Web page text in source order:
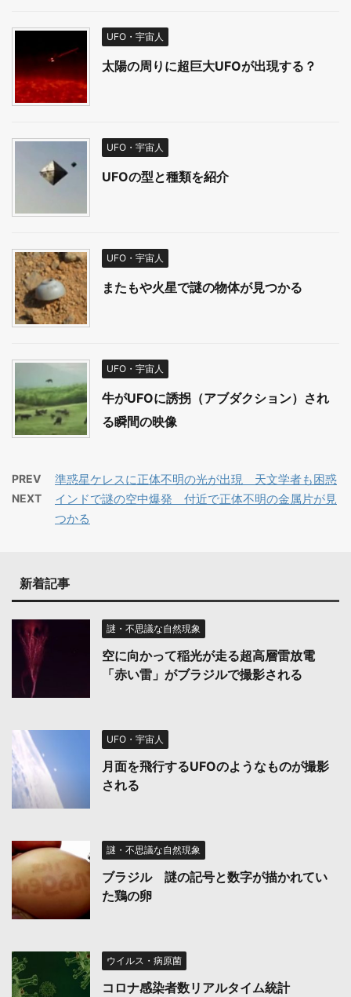
UFO・宇宙人
太陽の周りに超巨大UFOが出現する？
UFO・宇宙人
UFOの型と種類を紹介
UFO・宇宙人
またもや火星で謎の物体が見つかる
UFO・宇宙人
牛がUFOに誘拐（アブダクション）され
る瞬間の映像
PREV 準惑星ケレスに正体不明の光が出現 天文学者も困惑
NEXT
インドで謎の空中爆発 付近で正体不明の金属片が見
つかる
新着記事
謎・不思議な自然現象
空に向かって稲光が走る超高層雷放電
「赤い雷」がブラジルで撮影される
UFO・宇宙人
月面を飛行するUFOのようなものが撮影
される
謎・不思議な自然現象
ブラジル 謎の記号と数字が描かれてい
た鶏の卵
ウイルス・病原菌
コロナ感染者数リアルタイム統計